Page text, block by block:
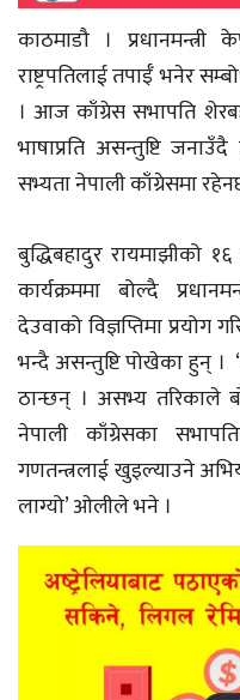
काठमाडौ ।
राष्ट्रपतिलाई तपाईँ भनेर
। आज काँग्रेस सभापति
भाषाप्रति असन्तुष्टि
सभ्यता नेपाली काँग्रेसमा
बुद्धिबहादुर रायमाझीको
कार्यक्रममा बोल्दै
देउवाको विज्ञप्तिमा प्रयोग
भन्दै असन्तुष्टि पोखेका हुन् ।
ठान्छन् । असभ्य तरिकाले
नेपाली काँग्रेसका
गणतन्त्रलाई खुइल्याउने
लाग्यो’ ओलीले भने ।